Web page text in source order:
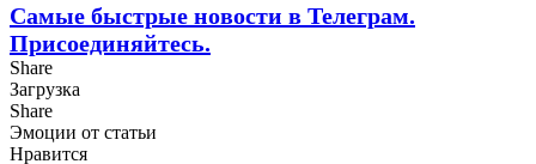
Самые быстрые новости в Телеграм.
Присоединяйтесь.
Share
Загрузка
Share
Эмоции от статьи
Нравится